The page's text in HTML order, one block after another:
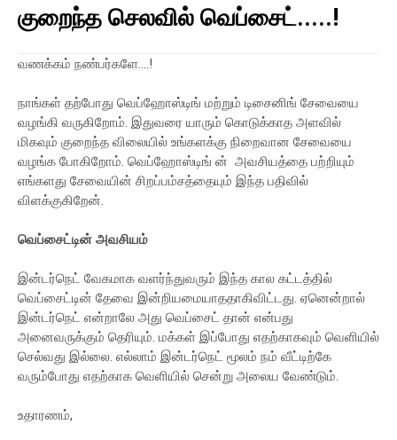
குறைந்த செலவில் வெப்சைட்.....!
வணக்கம் நண்பர்களே....!
நாங்கள் தற்போது வெப்ஹோஸ்டிங் மற்றும் டிசைனிங் சேவையை
வழங்கி வருகிறோம். இதுவரை யாரும் கொடுக்காத அளவில்
மிகவும் குறைந்த விலையில் உங்களக்கு நிறைவான சேவையை
வழங்க போகிறோம். வெப்ஹோஸ்டிங் ன் அவசியத்தை பற்றியும்
எங்களது சேவையின் சிறப்பம்சத்தையும் இந்த பதிவில்
விளக்குகிறேன்.
வெப்சைட்டின் அவசியம்
இன்டர்நெட் வேகமாக வளர்ந்துவரும் இந்த கால கட்டத்தில்
வெப்சைட்டின் தேவை இன்றியமையாததாகிவிட்டது. ஏனென்றால்
இன்டர்நெட் என்றாலே அது வெப்சைட் தான் என்பது
அனைவருக்கும் தெரியும். மக்கள் இப்போது எதற்காகவும் வெளியில்
செல்வது இல்லை. எல்லாம் இன்டர்நெட் மூலம் நம் வீட்டிற்கே
வரும்போது எதற்காக வெளியில் சென்று அலைய வேண்டும்.
உதாரணம்,